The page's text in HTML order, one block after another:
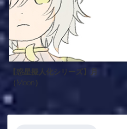
【惑星擬人化シリーズ】月
（Moon）